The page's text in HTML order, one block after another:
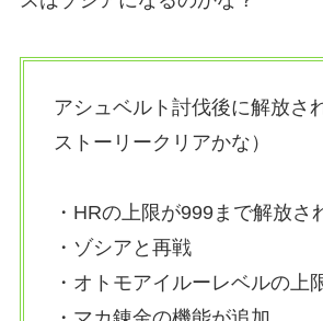
アシュベルト討伐後に解放さ
ストーリークリアかな）
・HRの上限が999まで解放さ
・ゾシアと再戦
・オトモアイルーレベルの上